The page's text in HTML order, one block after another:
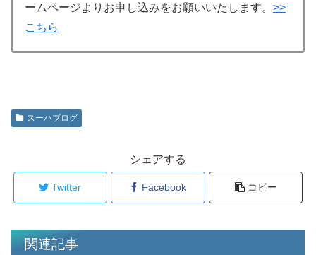
ームページよりお申し込みをお願いいたします。 >>
こちら
スーハブログ
シェアする
Twitter Facebook コピー
関連記事